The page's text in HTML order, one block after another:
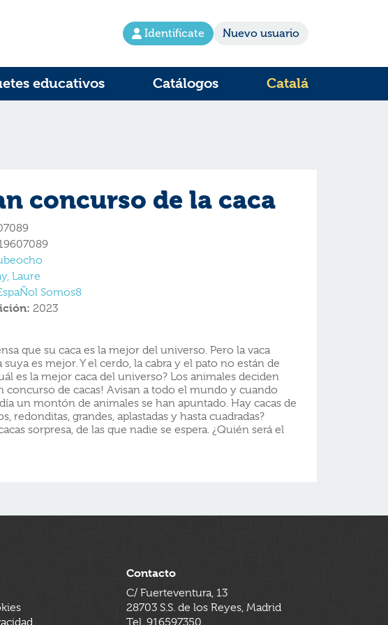
Identifícate Nuevo usuario
educativos Catálogos Catalá
concurso de la caca
Laure
Somos8
2023
que su caca es la mejor del universo. Pero la vaca
suya es mejor. Y el cerdo, la cabra y el pato no están de
es la mejor caca del universo? Los animales deciden
concurso de cacas! Avisan a todo el mundo y cuando
un montón de animales se han apuntado. Hay cacas de
redonditas, grandes, aplastadas y hasta cuadradas?
sorpresa, de las que nadie se espera. ¿Quién será el
Contacto
C/ Fuerteventura, 13
28703 S.S. de los Reyes, Madrid
Tel. 916597350